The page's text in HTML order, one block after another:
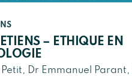
– ETHIQUE EN
Dr Emmanuel Parant,